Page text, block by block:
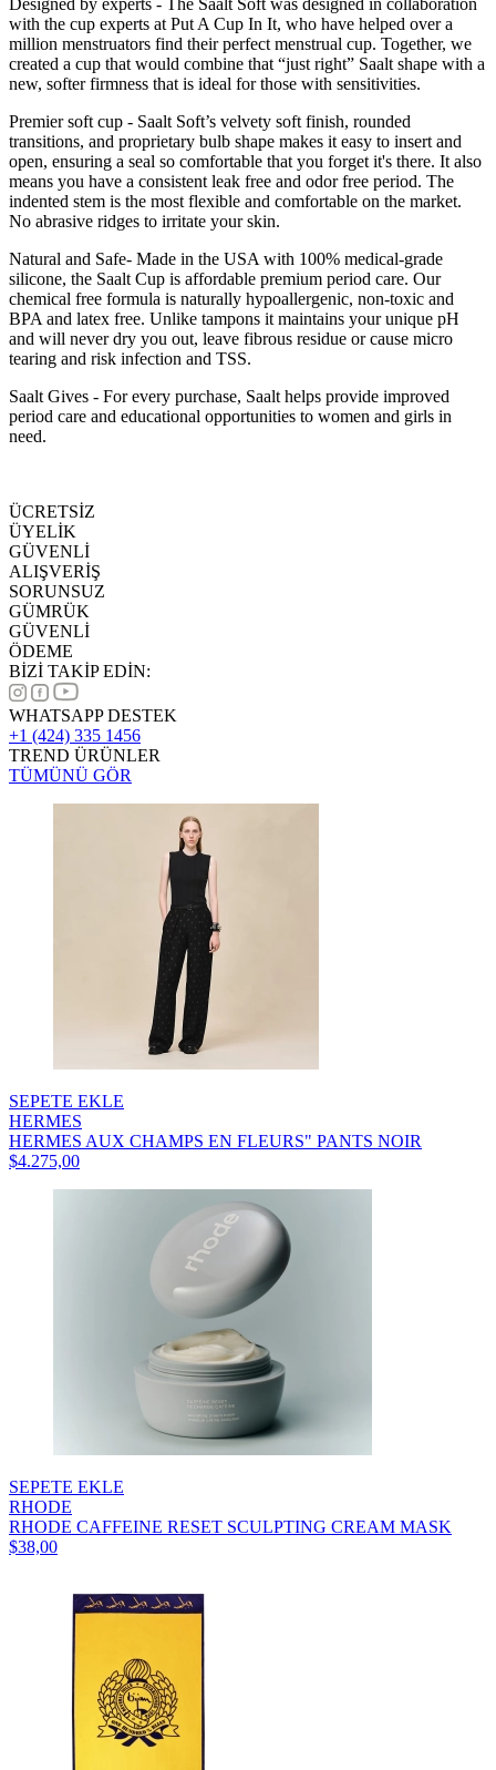
with the cup experts at Put A Cup In It, who have helped over a
million menstruators find their perfect menstrual cup. Together, we
created a cup that would combine that “just right” Saalt shape with a
new, softer firmness that is ideal for those with sensitivities.
Premier soft cup - Saalt Soft’s velvety soft finish, rounded
transitions, and proprietary bulb shape makes it easy to insert and
open, ensuring a seal so comfortable that you forget it's there. It also
means you have a consistent leak free and odor free period. The
indented stem is the most flexible and comfortable on the market.
No abrasive ridges to irritate your skin.
Natural and Safe- Made in the USA with 100% medical-grade
silicone, the Saalt Cup is affordable premium period care. Our
chemical free formula is naturally hypoallergenic, non-toxic and
BPA and latex free. Unlike tampons it maintains your unique pH
and will never dry you out, leave fibrous residue or cause micro
tearing and risk infection and TSS.
Saalt Gives - For every purchase, Saalt helps provide improved
period care and educational opportunities to women and girls in
need.
ÜCRETSİZ
ÜYELİK
GÜVENLİ
ALIŞVERİŞ
SORUNSUZ
GÜMRÜK
GÜVENLİ
ÖDEME
BİZİ TAKİP EDİN:
WHATSAPP DESTEK
+1 (424) 335 1456
TREND ÜRÜNLER
TÜMÜNÜ GÖR
SEPETE EKLE
HERMES
HERMES AUX CHAMPS EN FLEURS" PANTS NOIR
$4.275,00
SEPETE EKLE
RHODE
RHODE CAFFEINE RESET SCULPTING CREAM MASK
$38,00